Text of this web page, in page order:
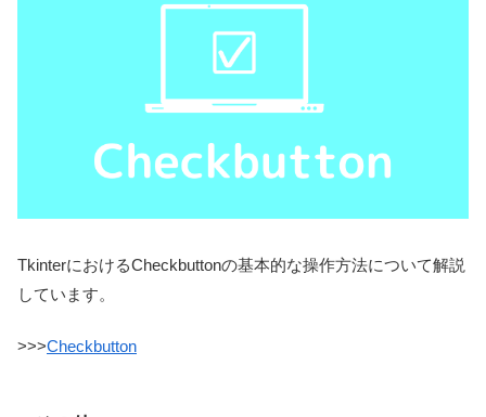
TkinterにおけるCheckbuttonの基本的な操作方法について解説
しています。
>>>Checkbutton